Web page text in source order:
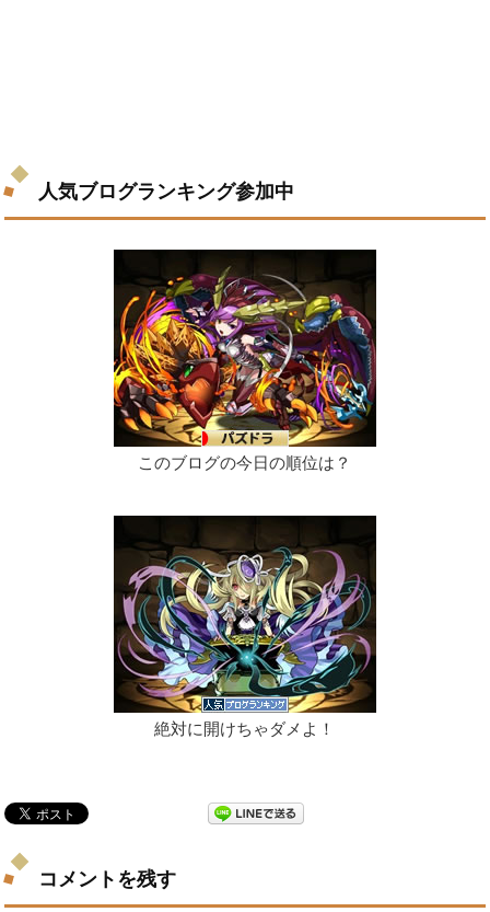
人気ブログランキング参加中
このブログの今日の順位は？
絶対に開けちゃダメよ！
コメントを残す